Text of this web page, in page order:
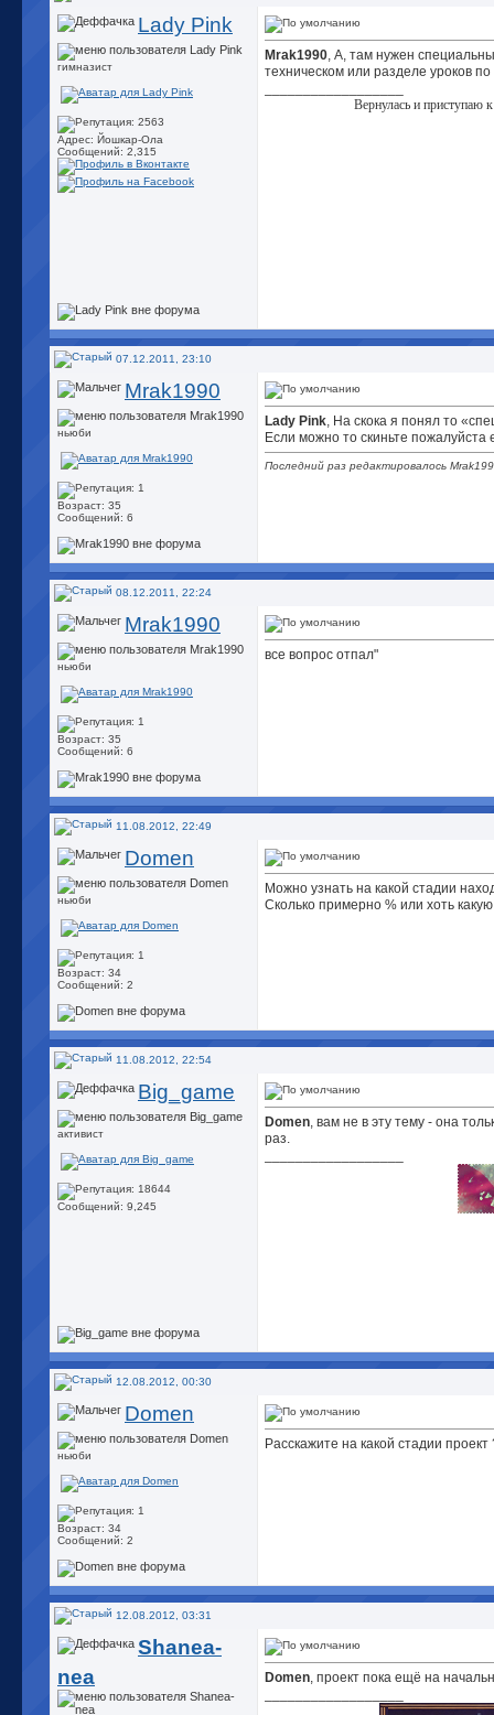
Lady Pink
гимназист
Адрес: Йошкар-Ола
Сообщений: 2,315
Mrak1990, А, там нужен
техническом или разделе уроков
Вернулась и приступаю
07.12.2011, 23:10
Mrak1990
ньюби
Возраст: 35
Сообщений: 6
Lady Pink, На скока я понял то
Если можно то скиньте
Последний раз редактировалось
08.12.2011, 22:24
Mrak1990
ньюби
Возраст: 35
Сообщений: 6
все вопрос отпал"
11.08.2012, 22:49
Domen
ньюби
Возраст: 34
Сообщений: 2
Можно узнать на какой стадии
Сколько примерно % или хоть
11.08.2012, 22:54
Big_game
активист
Сообщений: 9,245
Domen, вам не в эту тему - она
раз.
12.08.2012, 00:30
Domen
ньюби
Возраст: 34
Сообщений: 2
Расскажите на какой стадии проект
12.08.2012, 03:31
Shanea-
nea
Domen, проект пока ещё на